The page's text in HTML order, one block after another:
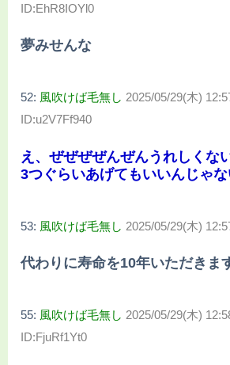
ID:EhR8IOYl0
夢みせんな
52: 風吹けば毛無し 2025/05/29(木)
ID:u2V7Ff940
え、ぜぜぜぜんぜんうれしくな
3つぐらいあげてもいいんじゃ
53: 風吹けば毛無し 2025/05/29(木)
代わりに寿命を10年いただきま
55: 風吹けば毛無し 2025/05/29(木)
ID:FjuRf1Yt0